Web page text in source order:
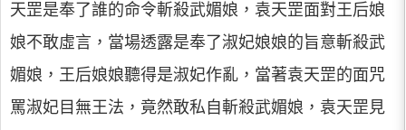
天罡是奉了誰的命令斬殺武媚娘，袁天罡面對王后娘
娘不敢虛言，當場透露是奉了淑妃娘娘的旨意斬殺武
媚娘，王后娘娘聽得是淑妃作亂，當著袁天罡的面咒
罵淑妃目無王法，竟然敢私自斬殺武媚娘，袁天罡見